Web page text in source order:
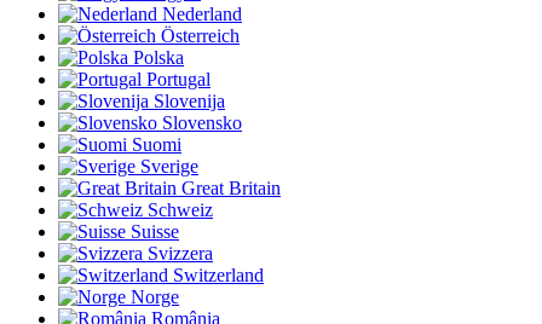
Nederland
Österreich
Polska
Portugal
Slovenija
Slovensko
Suomi
Sverige
Great Britain
Schweiz
Suisse
Svizzera
Switzerland
Norge
România